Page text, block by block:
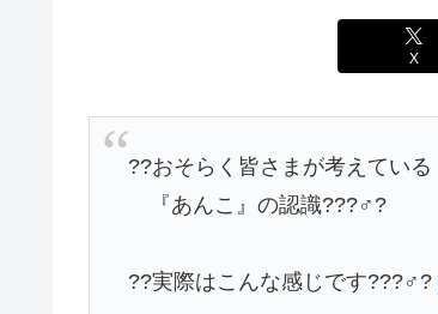
X
??おそらく皆さまが考えている
『あんこ』の認識???♂?
??実際はこんな感じです???♂?